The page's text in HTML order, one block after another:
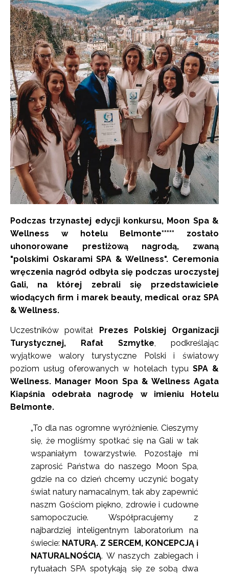
Podczas trzynastej edycji konkursu, Moon Spa &
Wellness w hotelu Belmonte***** zostało
uhonorowane prestiżową nagrodą, zwaną
"polskimi Oskarami SPA & Wellness". Ceremonia
wręczenia nagród odbyła się podczas uroczystej
Gali, na której zebrali się przedstawiciele
wiodących firm i marek beauty, medical oraz SPA
& Wellness.
Uczestników powitał Prezes Polskiej Organizacji
Turystycznej, Rafał Szmytke, podkreślając
wyjątkowe walory turystyczne Polski i światowy
poziom usług oferowanych w hotelach typuSPA &
Wellness. Manager Moon Spa & Wellness Agata
Kiapśnia odebrała nagrodę w imieniu Hotelu
Belmonte.
„To dla nas ogromne wyróżnienie. Cieszymy
się, że mogliśmy spotkać się na Gali w tak
wspaniałym towarzystwie. Pozostaje mi
zaprosić Państwa do naszego Moon Spa,
gdzie na co dzień chcemy uczynić bogaty
świat natury namacalnym, tak aby zapewnić
naszm Gościom piękno, zdrowie i cudowne
samopoczucie. Współpracujemy z
najbardziej inteligentnym laboratorium na
świecie: NATURĄ. Z SERCEM, KONCEPCJĄ i
NATURALNOŚCIĄ. W naszych zabiegach i
rytuałach SPA spotykają się ze sobą dwa